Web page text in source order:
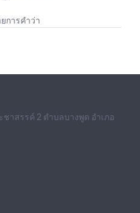
การคำว่า
าสรรค์ 2 ตำบลบางพูด อำเภอ